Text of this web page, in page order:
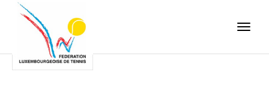
Toggle